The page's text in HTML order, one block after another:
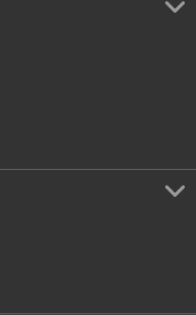
no exterior da Torre
Montmartre